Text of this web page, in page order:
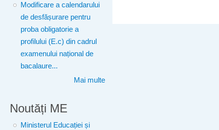
Modificare a calendarului
de desfășurare pentru
proba obligatorie a
profilului (E.c) din cadrul
examenului național de
bacalaure...
Mai multe
Noutăți ME
Ministerul Educației și